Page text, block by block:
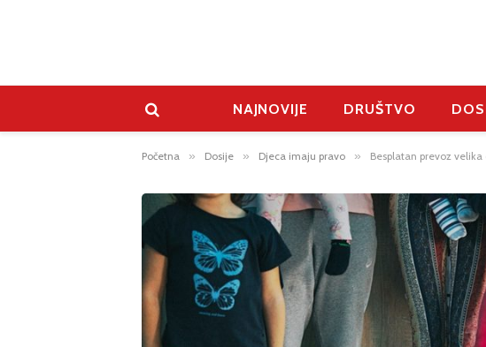
NAJNOVIJE DRUŠTVO
Početna » Dosije » Djeca imaju pravo » Besplatan prevoz